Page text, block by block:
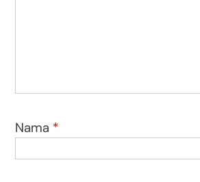
Nama *